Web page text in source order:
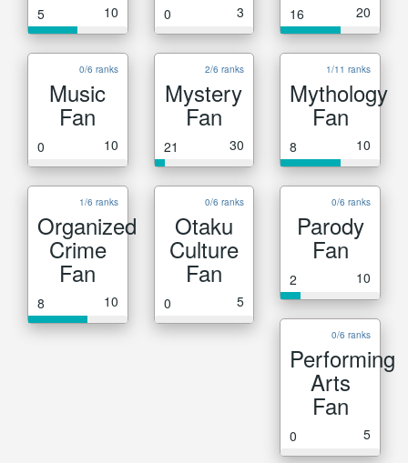
5 10 0 3 16 20
0/6 ranks
Music
Fan
0 10
2/6 ranks
Mystery
Fan
21 30
1/11 ranks
Mythology
Fan
8 10
1/6 ranks
Organized
Crime
Fan
8 10
0/6 ranks
Otaku
Culture
Fan
0 5
0/6 ranks
Parody
Fan
2 10
0/6 ranks
Performing
Arts
Fan
0 5